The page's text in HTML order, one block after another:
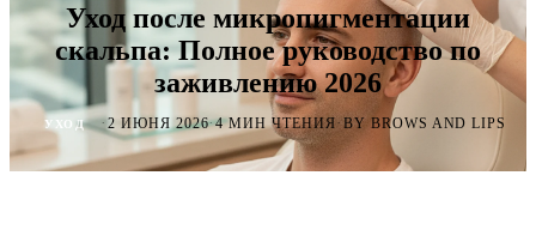
Уход после микропигментации
скальпа: Полное руководство по
заживлению 2026
УХОД ·2 ИЮНЯ 2026·4 МИН ЧТЕНИЯ· BY BROWS AND LIPS